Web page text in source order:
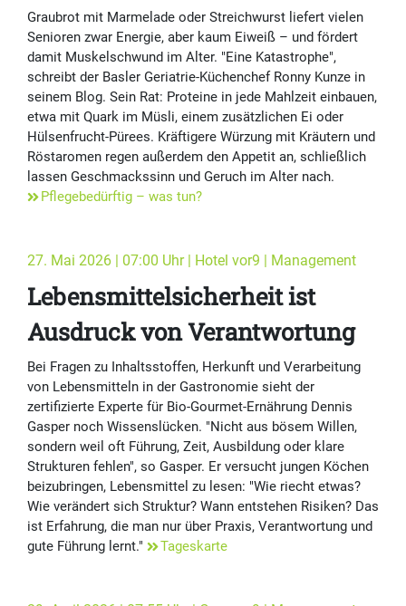
Graubrot mit Marmelade oder Streichwurst liefert vielen
Senioren zwar Energie, aber kaum Eiweiß – und fördert
damit Muskelschwund im Alter. "Eine Katastrophe",
schreibt der Basler Geriatrie-Küchenchef Ronny Kunze in
seinem Blog. Sein Rat: Proteine in jede Mahlzeit einbauen,
etwa mit Quark im Müsli, einem zusätzlichen Ei oder
Hülsenfrucht-Pürees. Kräftigere Würzung mit Kräutern und
Röstaromen regen außerdem den Appetit an, schließlich
lassen Geschmackssinn und Geruch im Alter nach.
Pflegebedürftig – was tun?
27. Mai 2026 | 07:00 Uhr | Hotel vor9 | Management
Lebensmittelsicherheit ist
Ausdruck von Verantwortung
Bei Fragen zu Inhaltsstoffen, Herkunft und Verarbeitung
von Lebensmitteln in der Gastronomie sieht der
zertifizierte Experte für Bio-Gourmet-Ernährung Dennis
Gasper noch Wissenslücken. "Nicht aus bösem Willen,
sondern weil oft Führung, Zeit, Ausbildung oder klare
Strukturen fehlen", so Gasper. Er versucht jungen Köchen
beizubringen, Lebensmittel zu lesen: "Wie riecht etwas?
Wie verändert sich Struktur? Wann entstehen Risiken? Das
ist Erfahrung, die man nur über Praxis, Verantwortung und
gute Führung lernt."
Tageskarte